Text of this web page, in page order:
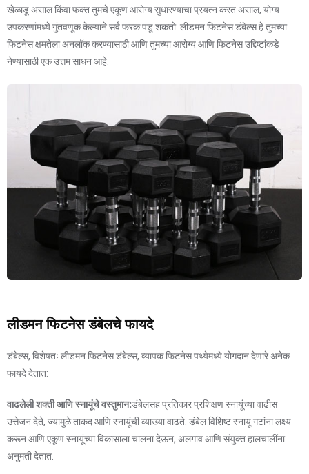
खेळाडू असाल किंवा फक्त तुमचे एकूण आरोग्य सुधारण्याचा प्रयत्न करत असाल, योग्य
उपकरणांमध्ये गुंतवणूक केल्याने सर्व फरक पडू शकतो. लीडमन फिटनेस डंबेल्स हे तुमच्या
फिटनेस क्षमतेला अनलॉक करण्यासाठी आणि तुमच्या आरोग्य आणि फिटनेस उद्दिष्टांकडे
नेण्यासाठी एक उत्तम साधन आहे.
लीडमन फिटनेस डंबेलचे फायदे
डंबेल्स, विशेषतः लीडमन फिटनेस डंबेल्स, व्यापक फिटनेस पथ्येमध्ये योगदान देणारे अनेक
फायदे देतात:
वाढलेली शक्ती आणि स्नायूंचे वस्तुमान:डंबेलसह प्रतिकार प्रशिक्षण स्नायूंच्या वाढीस
उत्तेजन देते, ज्यामुळे ताकद आणि स्नायूंची व्याख्या वाढते. डंबेल विशिष्ट स्नायू गटांना लक्ष्य
करून आणि एकूण स्नायूंच्या विकासाला चालना देऊन, अलगाव आणि संयुक्त हालचालींना
अनुमती देतात.